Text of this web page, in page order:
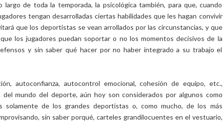
de toda la temporada, la psicológica también, para que, cuando
tengan desarrolladas ciertas habilidades que les hagan convivir
que los deportistas se vean arrollados por las circunstancias, y que
los jugadores puedan soportar o no los momentos decisivos de la
y sin saber qué hacer por no haber integrado a su trabajo el
autoconfianza, autocontrol emocional, cohesión de equipo, etc.,
mundo del deporte, aún hoy son considerados por algunos como
solamente de los grandes deportistas o, como mucho, de los más
sin saber porqué, carteles grandilocuentes en el vestuario,